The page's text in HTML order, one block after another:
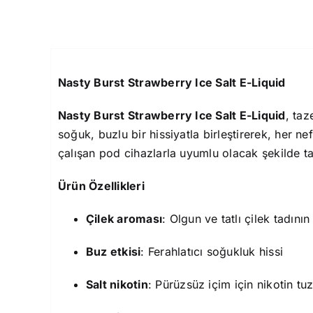
Nasty Burst Strawberry Ice Salt E-Liquid
Nasty Burst Strawberry Ice Salt E-Liquid,
soğuk, buzlu bir hissiyatla birleştirerek, her
çalışan pod cihazlarla uyumlu olacak şekilde
Ürün Özellikleri
Çilek aroması: Olgun ve tatlı çilek
Buz etkisi: Ferahlatıcı soğukluk hissi
Salt nikotin: Pürüzsüz içim için nikotin